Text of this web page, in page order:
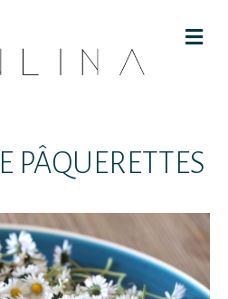
M
PÂQUERETTES